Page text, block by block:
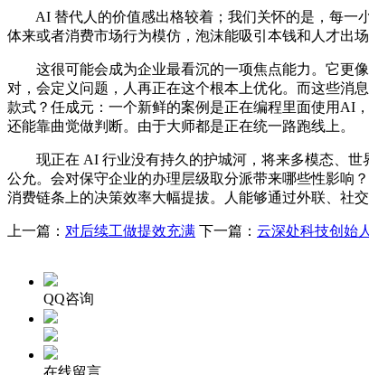
AI 替代人的价值感出格较着；我们关怀的是，每一小
体来或者消费市场行为模仿，泡沫能吸引本钱和人才出
这很可能会成为企业最看沉的一项焦点能力。它更像
对，会定义问题，人再正在这个根本上优化。而这些消
款式？任成元：一个新鲜的案例是正在编程里面使用AI
还能靠曲觉做判断。由于大师都是正在统一路跑线上。
现正在 AI 行业没有持久的护城河，将来多模态、世
公允。会对保守企业的办理层级取分派带来哪些性影
消费链条上的决策效率大幅提拔。人能够通过外联、社
上一篇： 对后续工做提效充满 下一篇： 云深处科技创始
QQ咨询
在线留言